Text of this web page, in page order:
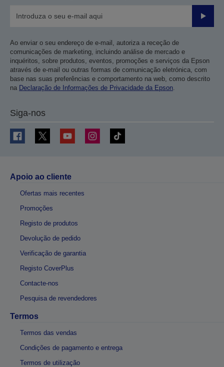
Enviar
Ao enviar o seu endereço de e-mail, autoriza a receção de
comunicações de marketing, incluindo análise de mercado e
inquéritos, sobre produtos, eventos, promoções e serviços da Epson
através de e-mail ou outras formas de comunicação eletrónica, com
base nas suas preferências e comportamento na web, como descrito
na Declaração de Informações de Privacidade da Epson.
Siga-nos
Apoio ao cliente
Ofertas mais recentes
Promoções
Registo de produtos
Devolução de pedido
Verificação de garantia
Registo CoverPlus
Contacte-nos
Pesquisa de revendedores
Termos
Termos das vendas
Condições de pagamento e entrega
Termos de utilização